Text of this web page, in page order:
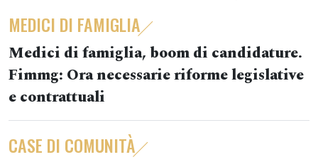
MEDICI DI FAMIGLIA
Medici di famiglia, boom di candidature.
Fimmg: Ora necessarie riforme legislative
e contrattuali
CASE DI COMUNITÀ